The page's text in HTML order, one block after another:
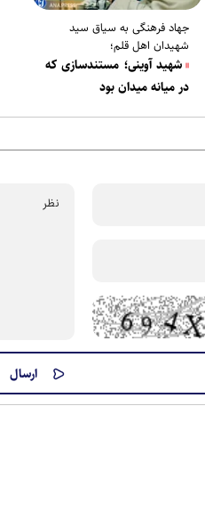
جهاد فرهنگی به سیاق سید
شهیدان اهل قلم؛
شهید آوینی؛ مستندسازی که
در میانه میدان بود